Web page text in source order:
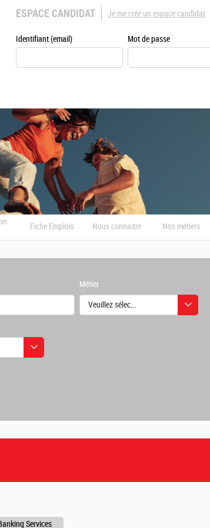
ESPACE CANDIDAT
Identifiant (email) Mot de passe
Je me crée un espace candidat
Fiche Emplois Nous connaitre Nos métiers
Métier
Veuillez sélectionner une ou des valeurs
ou des valeurs
Services